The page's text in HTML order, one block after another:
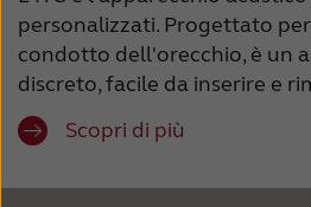
personalizzati. Progettato
condotto dell'orecchio, è un
discreto, facile da inserire e
Scopri di più